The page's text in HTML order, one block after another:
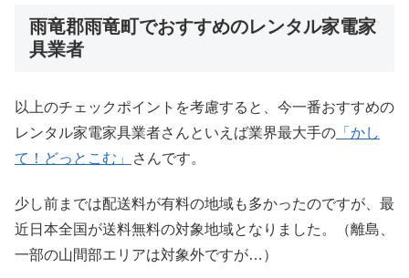
雨竜郡雨竜町でおすすめのレンタル家電家
具業者
以上のチェックポイントを考慮すると、今一番おすすめの
レンタル家電家具業者さんといえば業界最大手の 「かし
て！どっとこむ」
さんです。
少し前までは配送料が有料の地域も多かったのですが、最
近日本全国が送料無料の対象地域となりました。（離島、
一部の山間部エリアは対象外ですが…）